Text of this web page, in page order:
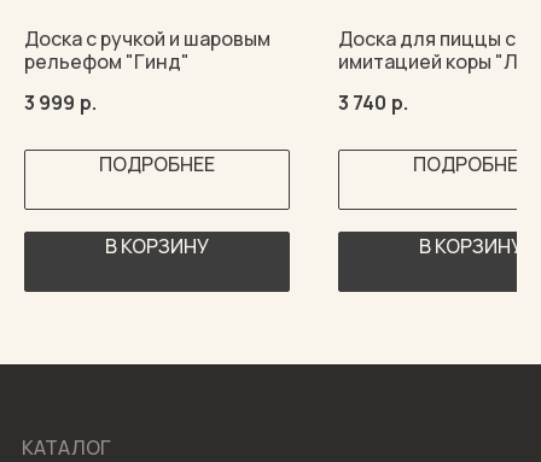
Доска с ручкой и шаровым
рельефом "Гинд"
3 999 р.
ПОДРОБНЕЕ
В КОРЗИНУ
Доска для пиццы с
имитацией коры
3 740 р.
ПОДРОБНЕЕ
В КОРЗИНУ
КАТАЛОГ